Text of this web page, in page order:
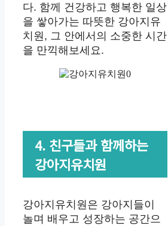
다. 함께 건강하고 행복한 일상
을 쌓아가는 따뜻한 강아지유
치원, 그 안에서의 소중한 시간
을 만끽해보세요.
4. 친구들과 함께하는
강아지유치원
강아지유치원은 강아지들이
놀며 배우고 성장하는 공간으